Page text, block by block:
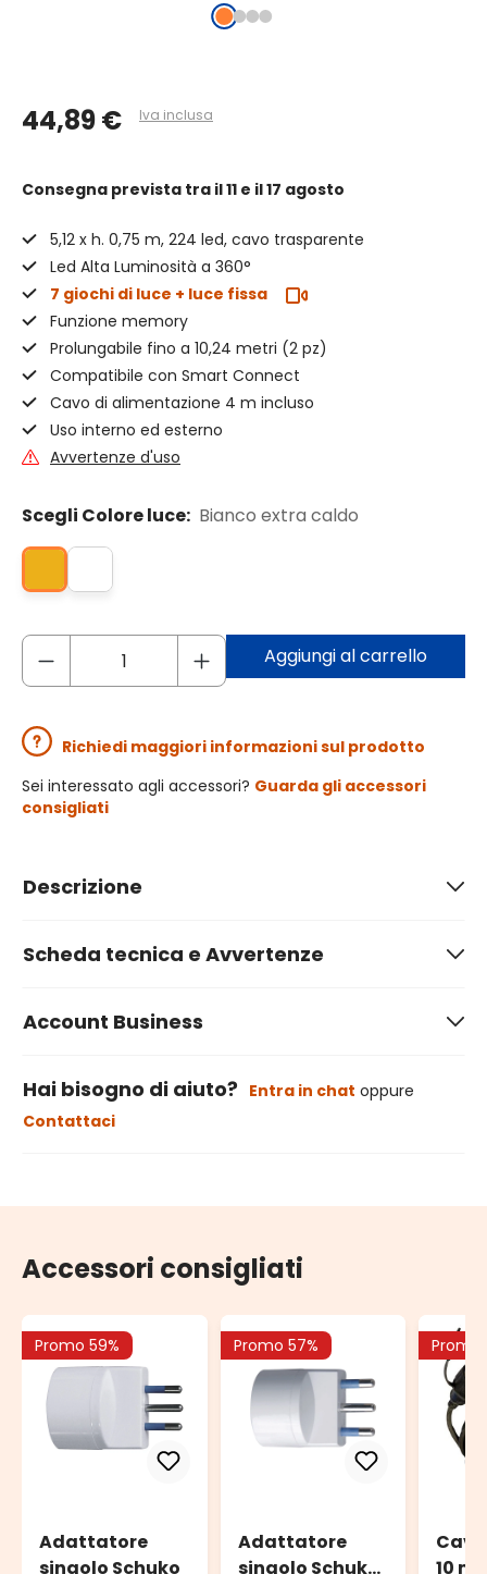
44,89 € Iva inclusa
Consegna prevista tra il 11 e il 17 agosto
5,12 x h. 0,75 m, 224 led, cavo trasparente
Led Alta Luminosità a 360°
7 giochi di luce + luce fissa
Funzione memory
Prolungabile fino a 10,24 metri (2 pz)
Compatibile con Smart Connect
Cavo di alimentazione 4 m incluso
Uso interno ed esterno
Avvertenze d'uso
Scegli Colore luce: Bianco extra caldo
Aggiungi al carrello
Richiedi maggiori informazioni sul prodotto
Sei interessato agli accessori? Guarda gli accessori
consigliati
Descrizione
Scheda tecnica e Avvertenze
Account Business
Hai bisogno di aiuto? Entra in chat oppure
Contattaci
Accessori consigliati
Promo 59%
Adattatore
singolo Schuko
Promo 57%
Adattatore
singolo Schuko
Promo
10 m